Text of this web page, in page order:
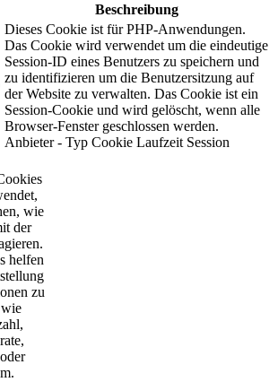
Beschreibung
Dieses Cookie ist für PHP-Anwendungen.
Das Cookie wird verwendet um die eindeutige
Session-ID eines Benutzers zu speichern und
zu identifizieren um die Benutzersitzung auf
der Website zu verwalten. Das Cookie ist ein
Session-Cookie und wird gelöscht, wenn alle
Browser-Fenster geschlossen werden.
Anbieter - Typ Cookie Laufzeit Session
wie
der
helfen
zu